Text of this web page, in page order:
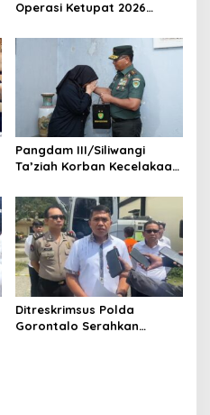
Operasi Ketupat 2026
Organisasi Perangkat
Daerah
Pangdam III/Siliwangi
Ta’ziah Korban Kecelakaan
Cisarua
Ditreskrimsus Polda
Gorontalo Serahkan